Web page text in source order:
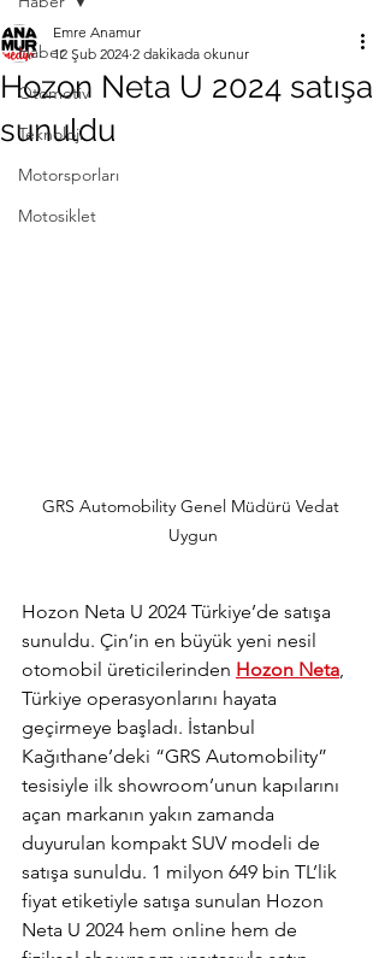
Haber
Otomotiv
Teknoloji
Motorsporları
Motosiklet
Hozon Neta U 2024 satışa
sunuldu
Emre Anamur
12 Şub 2024 2 dakikada okunur
GRS Automobility Genel Müdürü Vedat
Uygun
Hozon Neta U 2024 Türkiye’de satışa
sunuldu. Çin’in en büyük yeni nesil
otomobil üreticilerinden Hozon Neta
Türkiye operasyonlarını hayata
geçirmeye başladı. İstanbul
Kağıthane’deki “GRS Automobility”
tesisiyle ilk showroom’unun kapılarını
açan markanın yakın zamanda
duyurulan kompakt SUV modeli de
satışa sunuldu. 1 milyon 649 bin TL’lik
fiyat etiketiyle satışa sunulan Hozon
Neta U 2024 hem online hem de